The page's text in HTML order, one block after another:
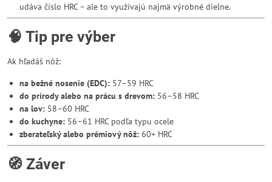
udáva číslo HRC – ale to využívajú najmä výrobné dielne.
🧠 Tip pre výber
Ak hľadáš nôž:
na bežné nosenie (EDC): 57–59 HRC
do prírody alebo na prácu s drevom: 56–58 HRC
na lov: 58–60 HRC
do kuchyne: 56–61 HRC podľa typu ocele
zberateľský alebo prémiový nôž: 60+ HRC
🧭 Záver